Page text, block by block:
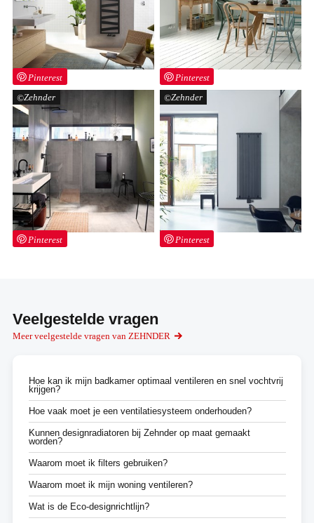
Pinterest Pinterest
Zehnder
Pinterest
Zehnder
Pinterest
Veelgestelde vragen
Meer veelgestelde vragen van ZEHNDER
Hoe kan ik mijn badkamer optimaal ventileren en snel vochtvrij
krijgen?
Hoe vaak moet je een ventilatiesysteem onderhouden?
Kunnen designradiatoren bij Zehnder op maat gemaakt
worden?
Waarom moet ik filters gebruiken?
Waarom moet ik mijn woning ventileren?
Wat is de Eco-designrichtlijn?